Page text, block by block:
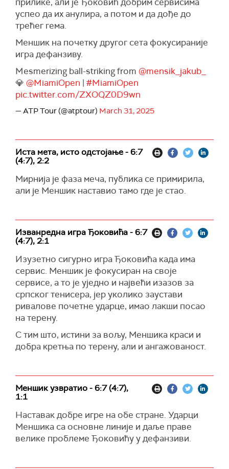
успео да их анулира, а потом и да дође до
трећег гема.
Меншик на почетку другог сета фокусираније
игра дефанзиву.
Mesmerizing ball-striking from @mensik_jakub_
💎 @MiamiOpen | #MiamiOpen
pic.twitter.com/ZXOQZ0D9wn
— ATP Tour (@atptour) March 31, 2025
Иста мета, исто одстојање - 6:7
(4:7), 2:2
Мирнија је фаза меча, публика се примирила,
али је Меншик наставио тамо где је стао.
Изванредна игра Ђоковића - 6:7
(4:7), 2:1
Изузетно сигурно игра Ђоковића када има
сервис. Меншик је фокусиран на своје
сервисе, а то је уједно и највећи изазов за
српског тенисера, јер уколико заустави
ривалове почетне ударце, имао лакши посао
на терену.
С тим што, истини за вољу, Меншика краси и
добра кретња по терену, али и ангажованост.
Меншик узвратио - 6:7 (4:7),
1:1
Наставак добре игре на обе стране. Ударци
Меншика са основне линије и даље праве
велике проблеме Ђоковићу у дефанзиви.